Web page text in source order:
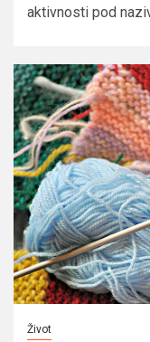
aktivnosti pod
Život